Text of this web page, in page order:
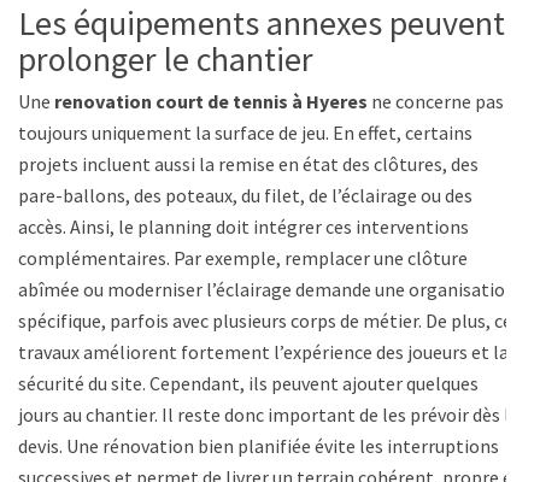
Les équipements annexes peuvent
prolonger le chantier
Une renovation court de tennis à Hyeres ne concerne pas
toujours uniquement la surface de jeu. En effet, certains
projets incluent aussi la remise en état des clôtures, des
pare-ballons, des poteaux, du filet, de l’éclairage ou des
accès. Ainsi, le planning doit intégrer ces interventions
complémentaires. Par exemple, remplacer une clôture
abîmée ou moderniser l’éclairage demande une organisation
spécifique, parfois avec plusieurs corps de métier. De plus, ces
travaux améliorent fortement l’expérience des joueurs et la
sécurité du site. Cependant, ils peuvent ajouter quelques
jours au chantier. Il reste donc important de les prévoir dès le
devis. Une rénovation bien planifiée évite les interruptions